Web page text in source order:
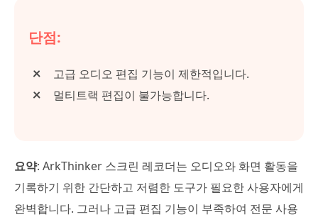
단점:
고급 오디오 편집 기능이 제한적입니다.
멀티트랙 편집이 불가능합니다.
요약: ArkThinker 스크린 레코더는 오디오와 화면 활동을
기록하기 위한 간단하고 저렴한 도구가 필요한 사용자에게
완벽합니다. 그러나 고급 편집 기능이 부족하여 전문 사용